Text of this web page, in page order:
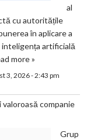
al
cu autoritățile
în aplicare a
artificială
more »
3, 2026 - 2:43 pm
companie
Grup